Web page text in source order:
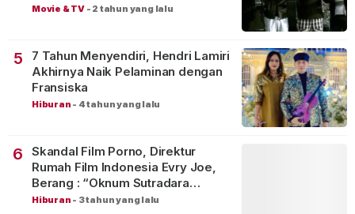
Movie & TV - 2 tahun yang lalu
5
7 Tahun Menyendiri, Hendri Lamiri
Akhirnya Naik Pelaminan dengan
Fransiska
Hiburan - 4 tahun yang lalu
6
Skandal Film Porno, Direktur
Rumah Film Indonesia Evry Joe,
Berang : “Oknum Sutradara
Merusak Perfilman Indonesia”!
Hiburan - 3 tahun yang lalu